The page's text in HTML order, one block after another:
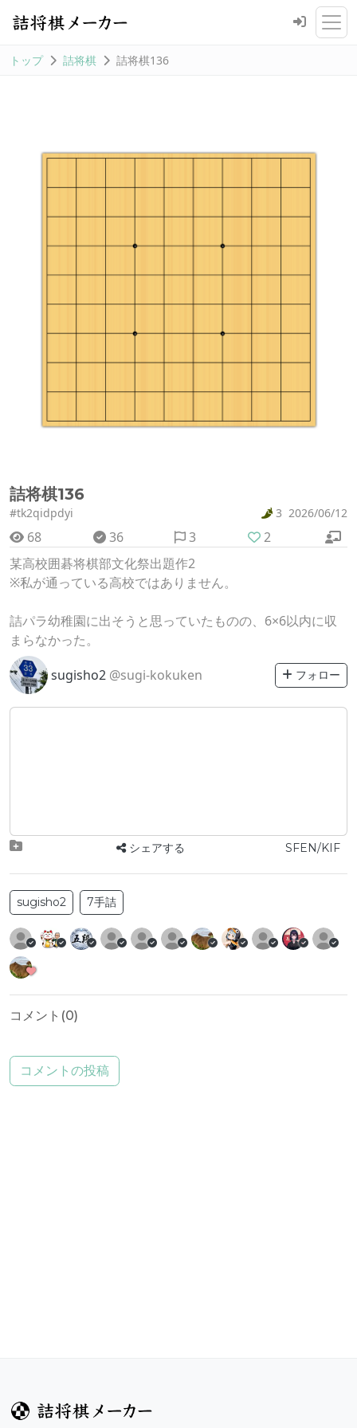
トップ 詰将棋 詰将棋136
詰将棋136
#tk2qidpdyi 3 2026/06/12
68 36 3
2
某高校囲碁将棋部文化祭出題作2
※私が通っている高校ではありません。
詰パラ幼稚園に出そうと思っていたものの、6×6以内に収
まらなかった。
sugisho2 @sugi-kokuken フォロー
シェアする SFEN/KIF
sugisho2 7手詰
コメント(0)
コメントの投稿